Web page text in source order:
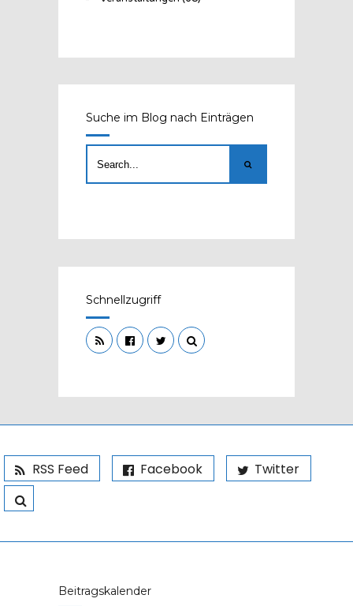
Suche im Blog nach Einträgen
Schnellzugriff
RSS Feed Facebook Twitter
Beitragskalender